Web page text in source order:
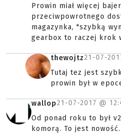
Prowin miał więcej
przeciwpowrotnego
magazynka, "szybką
gearbox to raczej krok
thewojtz21-07-
Tutaj tez jest
prowin był w
wallop21-07-2017 @
Od ponad roku to był
komorą. To jest nowość.